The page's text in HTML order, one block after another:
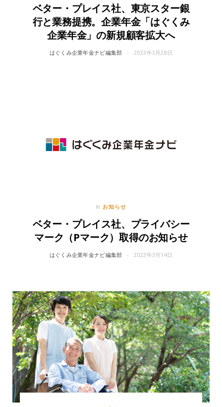
ベター・プレイス社、東京スター銀
行と業務提携。企業年金「はぐくみ
企業年金」の新規顧客拡大へ
はぐくみ企業年金ナビ編集部 2023年3月28日
In お知らせ
ベター・プレイス社、プライバシー
マーク（Pマーク）取得のお知らせ
はぐくみ企業年金ナビ編集部 2023年3月14日